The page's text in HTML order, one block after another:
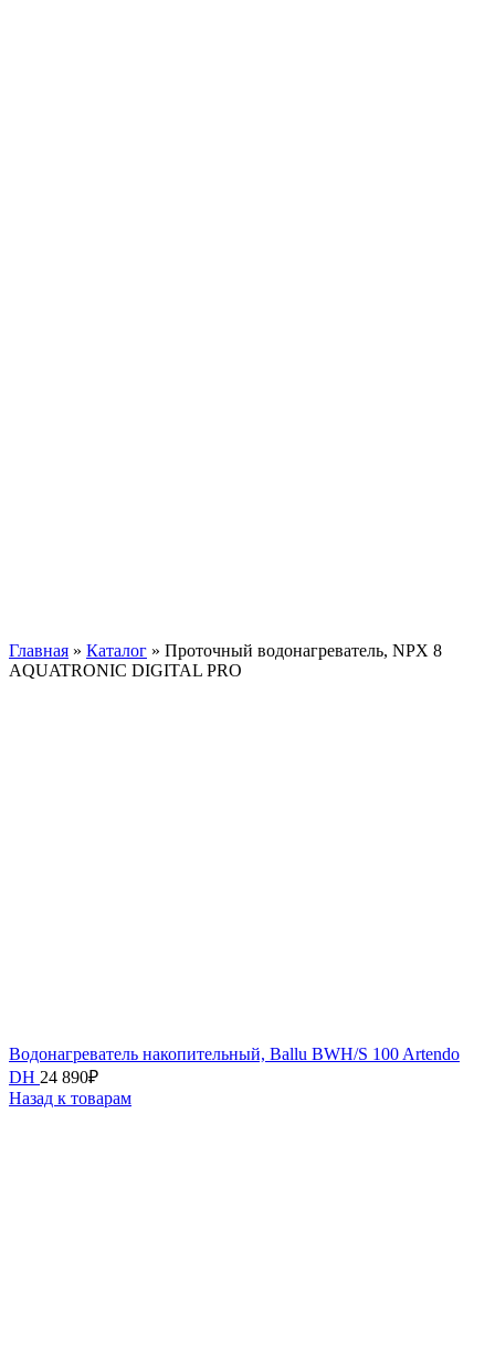
Главная » Каталог » Проточный водонагреватель, NPX 8
AQUATRONIC DIGITAL PRO
Водонагреватель накопительный, Ballu BWH/S 100 Artendo
DH 24 890₽
Назад к товарам